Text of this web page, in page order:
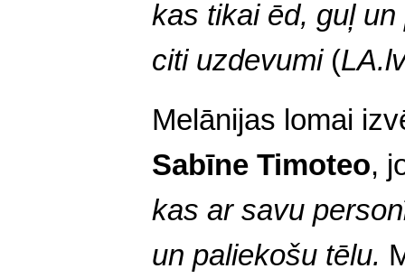
kas tikai ēd, guļ
citi uzdevumi (
Melānijas lomai
Sabīne Timoteo,
kas ar savu
un paliekošu tēlu.